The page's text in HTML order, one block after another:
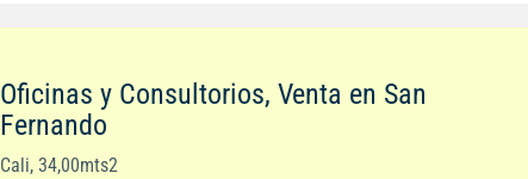
Oficinas y Consultorios, Venta en San
Fernando
Cali, 34,00mts2